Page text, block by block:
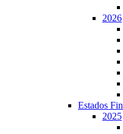
2026
Estados
2025